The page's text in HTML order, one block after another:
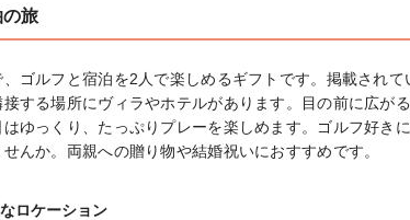
旅
ゴルフと宿泊を2人で楽しめるギフトです。掲載され
する場所にヴィラやホテルがあります。目の前に広が
ゆっくり、たっぷりプレーを楽しめます。ゴルフ好き
んか。両親への贈り物や結婚祝いにおすすめです。
ロケーション